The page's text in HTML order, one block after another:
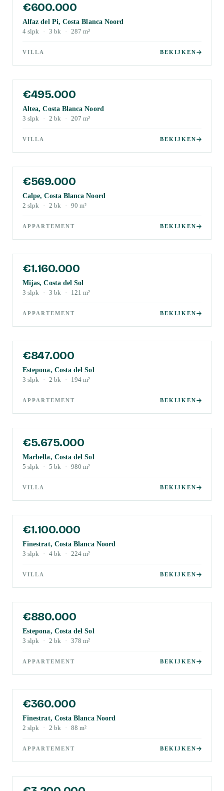
€600.000
Alfaz del Pi, Costa Blanca Noord
4 slpk · 3 bk · 287 m²
VILLA BEKIJKEN
€495.000
Altea, Costa Blanca Noord
3 slpk · 2 bk · 207 m²
VILLA BEKIJKEN
€569.000
Calpe, Costa Blanca Noord
2 slpk · 2 bk · 90 m²
APPARTEMENT BEKIJKEN
€1.160.000
Mijas, Costa del Sol
3 slpk · 3 bk · 121 m²
APPARTEMENT BEKIJKEN
€847.000
Estepona, Costa del Sol
3 slpk · 2 bk · 194 m²
APPARTEMENT BEKIJKEN
€5.675.000
Marbella, Costa del Sol
5 slpk · 5 bk · 980 m²
VILLA BEKIJKEN
€1.100.000
Finestrat, Costa Blanca Noord
3 slpk · 4 bk · 224 m²
VILLA BEKIJKEN
€880.000
Estepona, Costa del Sol
3 slpk · 2 bk · 378 m²
APPARTEMENT BEKIJKEN
€360.000
Finestrat, Costa Blanca Noord
2 slpk · 2 bk · 88 m²
APPARTEMENT BEKIJKEN